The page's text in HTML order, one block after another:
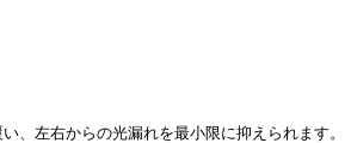
、左右からの光漏れを最小限に抑えられます。